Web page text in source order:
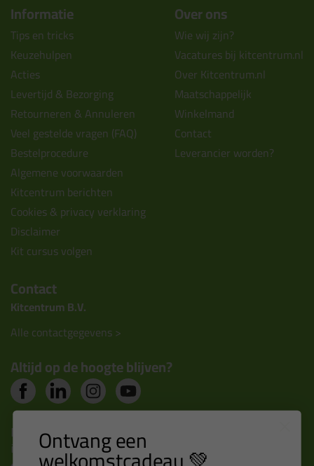
Informatie
Tips en tricks
Keuzehulpen
Acties
Levertijd & Bezorging
Retourneren & Annuleren
Veel gestelde vragen (FAQ)
Bestelprocedure
Algemene voorwaarden
Kitcentrum berichten
Cookies & privacy verklaring
Disclaimer
Kit cursus volgen
Over ons
Wie wij zijn?
Vacatures bij kitcentrum.nl
Over Kitcentrum.nl
Maatschappelijk
Winkelmand
Contact
Leverancier worden?
Contact
Kitcentrum B.V.
Alle contactgegevens >
Altijd op de hoogte blijven?
Nieuws, tips en exclusieve deals rechtstreeks in je
inbox Ontvang een